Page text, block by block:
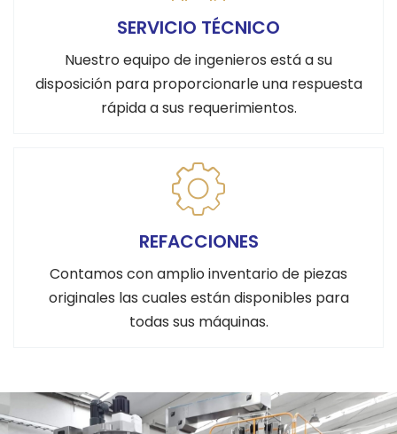
SERVICIO TÉCNICO
Nuestro equipo de ingenieros está a su
disposición para proporcionarle una respuesta
rápida a sus requerimientos.
REFACCIONES
Contamos con amplio inventario de piezas
originales las cuales están disponibles para
todas sus máquinas.